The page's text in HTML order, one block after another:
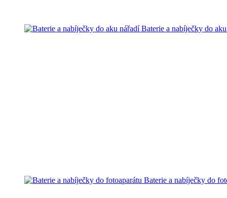
Baterie a nabíječky do
Baterie a nabíječky do